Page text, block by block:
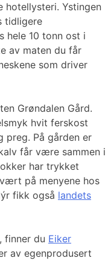
hotellysteri. Ystingen
tidligere
hele 10 tonn ost i
av maten du får
som driver
Grøndalen Gård.
hvit ferskost
preg. På gården er
får være sammen i
har trykket
på menyene hos
fikk også landets
finner du Eiker
av egenprodusert